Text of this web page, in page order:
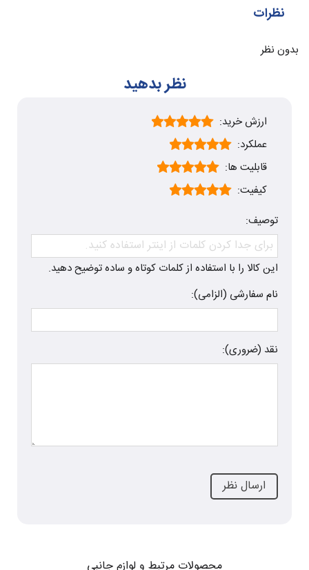
نظرات
بدون نظر
نظر بدهید
ارزش خرید:
عملکرد:
قابلیت ها:
کیفیت:
توصیف:
این کالا را با استفاده از کلمات کوتاه و ساده توضیح دهید.
نام سفارشی (الزامی):
نقد (ضروری):
محصولات مرتبط و لوازم جانبی